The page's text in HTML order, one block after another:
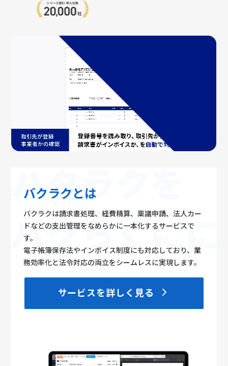
バクラクとは
バクラクは請求書処理、経費精算、稟議申請、法人カー
ドなどの支出管理をなめらかに一本化するサービスで
す。
電子帳簿保存法やインボイス制度にも対応しており、業
務効率化と法令対応の両立をシームレスに実現します。
サービスを詳しく見る